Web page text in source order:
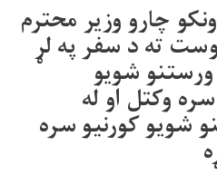
چارو وزیر محترم
ته د سفر په لړ
شویو
وکتل او له
شویو کورنیو سره